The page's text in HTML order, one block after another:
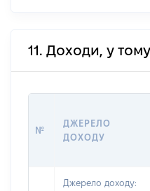
11. Доходи, у
№
ДЖЕРЕЛО
ДОХОДУ
Джерело доходу: